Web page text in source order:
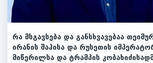
რა მსგავსება და განსხვავებაა
ირანის შაჰისა და რუსეთის
მიწერილსა და ტრამპის